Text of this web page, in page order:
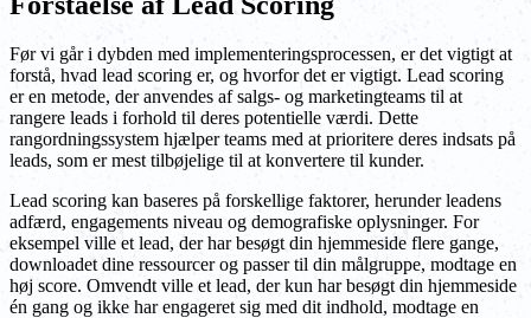
Før vi går i dybden med implementeringsprocessen, er det vigtigt at
forstå, hvad lead scoring er, og hvorfor det er vigtigt. Lead scoring
er en metode, der anvendes af salgs- og marketingteams til at
rangere leads i forhold til deres potentielle værdi. Dette
rangordningssystem hjælper teams med at prioritere deres indsats på
leads, som er mest tilbøjelige til at konvertere til kunder.
Lead scoring kan baseres på forskellige faktorer, herunder leadens
adfærd, engagements niveau og demografiske oplysninger. For
eksempel ville et lead, der har besøgt din hjemmeside flere gange,
downloadet dine ressourcer og passer til din målgruppe, modtage en
høj score. Omvendt ville et lead, der kun har besøgt din hjemmeside
én gang og ikke har engageret sig med dit indhold, modtage en